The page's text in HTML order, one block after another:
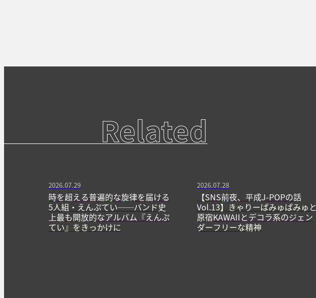
Related
2026.07.29
時を超える普遍的な旋律を届ける
5人組・えんぷてい──バンド史
上最も開放的なアルバム『えんぷ
てい』をきっかけに
2026.07.28
【SNS前夜、平成J-POPの話
Vol.13】きゃりーぱみゅぱみゅと
原宿KAWAIIとデコラ系のジェン
ダーフリーな精神